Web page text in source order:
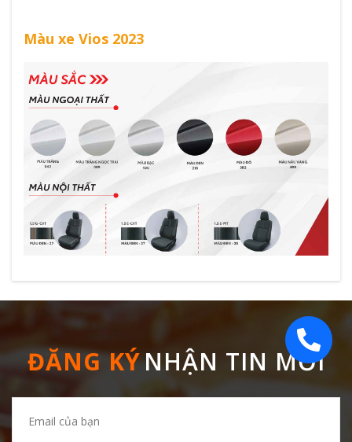
Màu xe Vios 2023
ĐĂNG KÝNHẬN TIN MỚI